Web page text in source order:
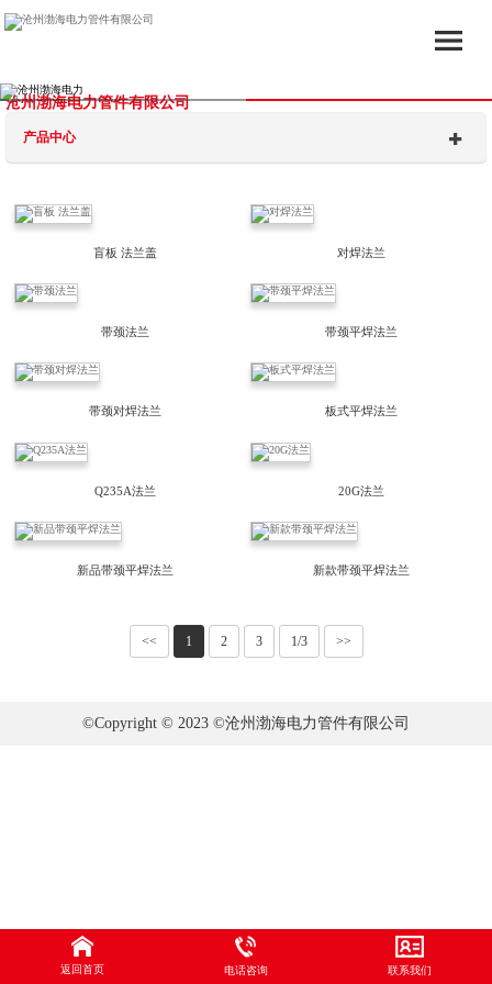
沧州渤海电力管件有限公司
产品中心
盲板 法兰盖 对焊法兰
带颈法兰 带颈平焊法兰
带颈对焊法兰 板式平焊法兰
Q235A法兰 20G法兰
新品带颈平焊法兰 新款带颈平焊法兰
<< 1 2 3 1/3 >>
©Copyright © 2023 ©沧州渤海电力管件有限公司
返回首页 电话咨询 联系我们